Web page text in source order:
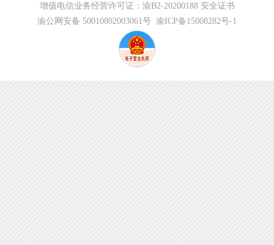
增值电信业务经营许可证：渝B2-20200188 安全证书
渝公网安备 50010802003061号 渝ICP备15008282号-1